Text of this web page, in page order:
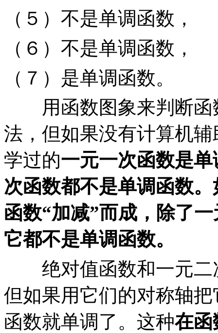
（５）不是单调函数，
（６）不是单调函数，
（７）是单调函数。
用函数图象来判断函
法，但如果没有计算机
学过的一元一次函数是
次函数都不是单调函数
函数“加减”而成，除了
它都不是单调函数。
绝对值函数和一元二
但如果用它们的对称轴
函数就单调了。这种在函